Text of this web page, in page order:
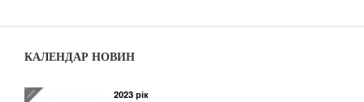
КАЛЕНДАР НОВИН
2023 рік